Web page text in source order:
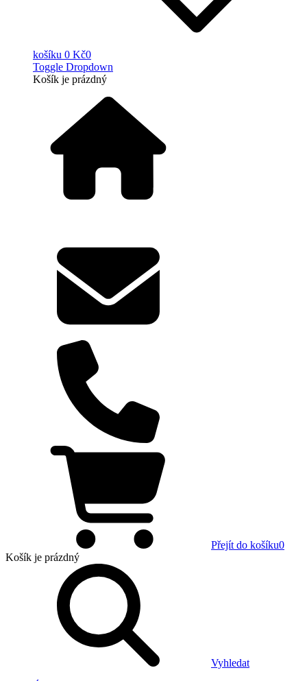
košíku 0 Kč0
Toggle Dropdown
Košík je prázdný
Přejít do košíku0
Košík je prázdný
Vyhledat